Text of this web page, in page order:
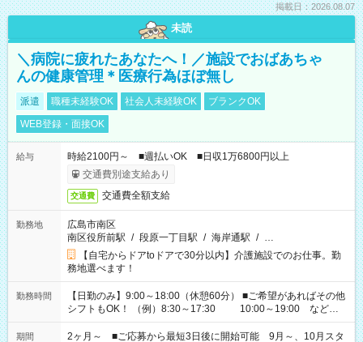
掲載日：2026.08.07
未読
＼病院に疲れたあなたへ！／施設でおばあちゃ
んの健康管理＊医療行為ほぼ無し
派遣 職種未経験OK 社会人未経験OK
ブランクOK
WEB登録・面接OK
給与
時給2100円～ ■週払いOK ■日収1万6800円以上
交通費別途支給あり
交通費 交通費全額支給
勤務地
広島市南区
南区役所前駅 / 段原一丁目駅 / 海岸通駅 / …
【自宅からドアtoドアで30分以内】介護施設でのお仕事。勤
務地選べます！
勤務時間
【日勤のみ】9:00～18:00（休憩60分） ■ご希望があればその他
シフトもOK！ （例）8:30～17:30 10:00～19:00 など
「家族とお休みを合わせたい」 「できれば残業はしたくない」
など、あなたのご希望に沿ったお仕事をご紹介します！ ※Wワ
期間
2ヶ月～ ■ご応募から最短3日後に開始可能 9月～、10月スタ